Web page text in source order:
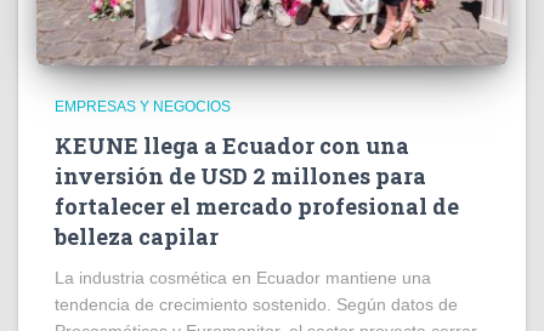
EMPRESAS Y NEGOCIOS
KEUNE llega a Ecuador con una
inversión de USD 2 millones para
fortalecer el mercado profesional de
belleza capilar
La industria cosmética en Ecuador mantiene una
tendencia de crecimiento sostenido. Según datos de